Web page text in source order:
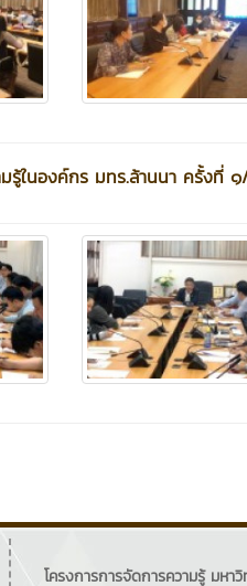
มรู้ในองค์กร มทร.ล้านนา ครั้งที่
โครงการการจัดการความรู้ มหา